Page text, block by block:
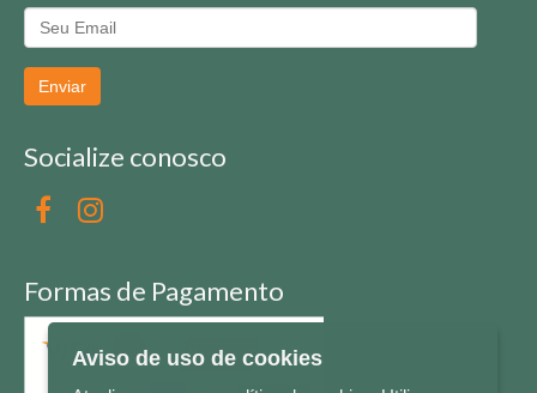
Enviar
Socialize conosco
Formas de Pagamento
Aviso de uso de cookies